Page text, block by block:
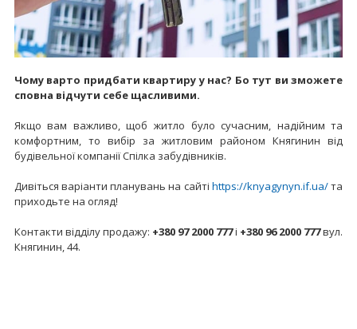
Чому варто придбати квартиру у нас? Бо тут ви зможете
сповна відчути себе щасливими.
Якщо вам важливо, щоб житло було сучасним, надійним та
комфортним, то вибір за житловим районом Княгинин від
будівельної компанії Спілка забудівників.
Дивіться варіанти планувань на сайтіhttps://knyagynyn.if.ua/та
приходьте на огляд!
Контакти відділу продажу: +380 97 2000 777і +380 96 2000 777вул.
Княгинин, 44.